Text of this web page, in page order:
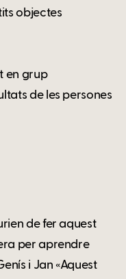
objectes
en grup
de les persones
de fer aquest
per aprendre
i Jan «Aquest